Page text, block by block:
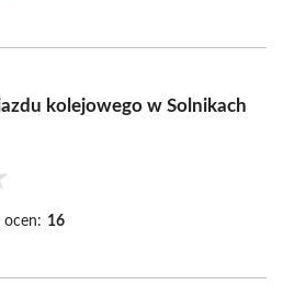
kolejowego w Solnikach
ocen: 16